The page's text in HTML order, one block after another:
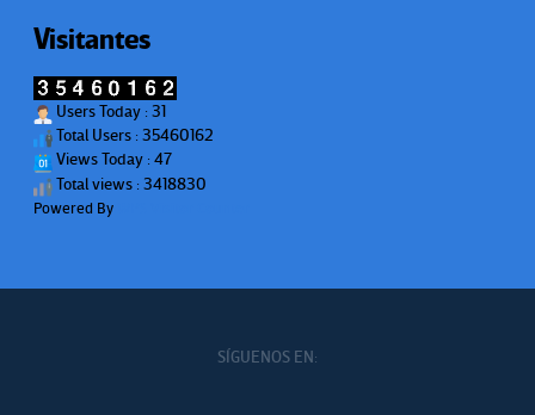
Visitantes
Users Today : 31
Total Users : 35460162
Views Today : 47
Total views : 3418830
Powered By
SÍGUENOS EN: